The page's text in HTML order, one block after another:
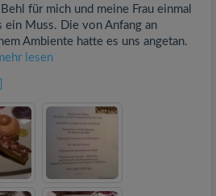
für mich und meine Frau einmal
ein Muss. Die von Anfang an
Ambiente hatte es uns angetan.
lesen